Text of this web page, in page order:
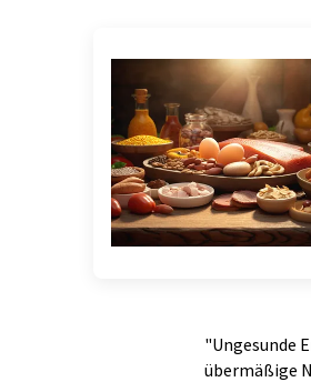
"Ungesunde
übermäßige